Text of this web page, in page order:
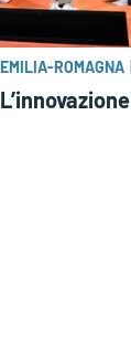
EMILIA-ROMAGNA